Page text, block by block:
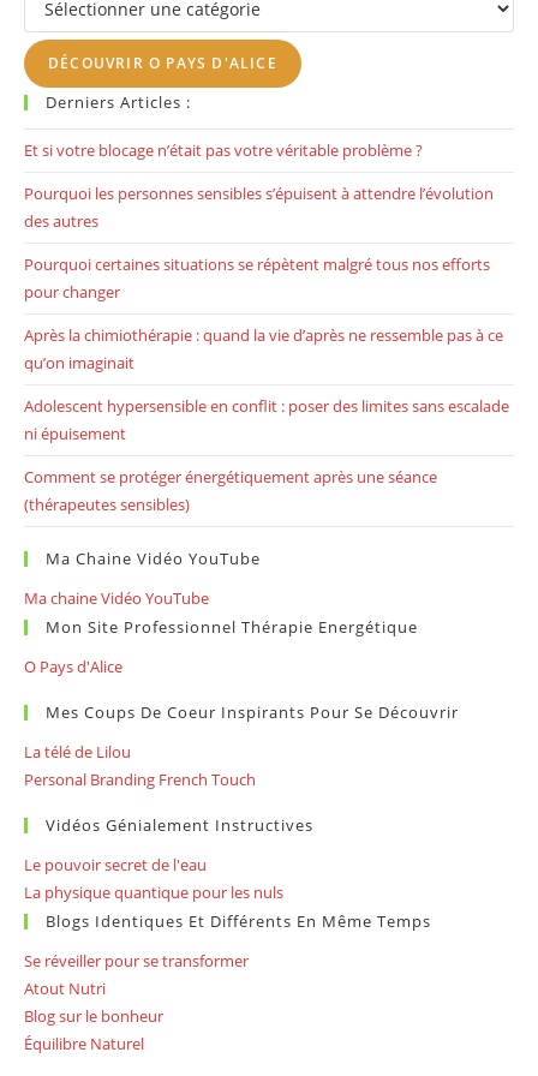
Imaginait
DÉCOUVRIR O PAYS D'ALICE
Derniers Articles :
Et si votre blocage n’était pas votre véritable problème ?
Pourquoi les personnes sensibles s’épuisent à attendre l’évolution
des autres
Pourquoi certaines situations se répètent malgré tous nos efforts
pour changer
Après la chimiothérapie : quand la vie d’après ne ressemble pas à ce
qu’on imaginait
Adolescent hypersensible en conflit : poser des limites sans escalade
ni épuisement
Comment se protéger énergétiquement après une séance
(thérapeutes sensibles)
Ma Chaine Vidéo YouTube
Ma chaine Vidéo YouTube
Mon Site Professionnel Thérapie Energétique
O Pays d'Alice
Mes Coups De Coeur Inspirants Pour Se Découvrir
La télé de Lilou
Personal Branding French Touch
Vidéos Génialement Instructives
Le pouvoir secret de l'eau
La physique quantique pour les nuls
Blogs Identiques Et Différents En Même Temps
Se réveiller pour se transformer
Atout Nutri
Blog sur le bonheur
Équilibre Naturel